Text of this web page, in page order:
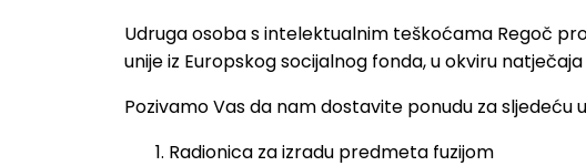
Udruga osoba s intelektualnim teškoćama Regoč
unije iz Europskog socijalnog fonda, u okviru
Pozivamo Vas da nam dostavite ponudu za sljedeću
Radionica za izradu predmeta fuzijom